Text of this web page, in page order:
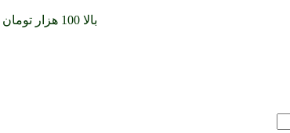
بالا 100 هزار تومان